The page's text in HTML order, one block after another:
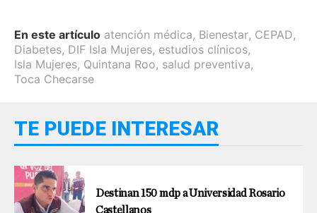
En este artículo atención médica, Bienestar, CEPAD,
Diabetes, DIF Isla Mujeres, estudios clínicos,
Isla Mujeres, Quintana Roo, salud preventiva,
Toca Checarse
TE PUEDE INTERESAR
Destinan 150 mdp a Universidad Rosario
Castellanos